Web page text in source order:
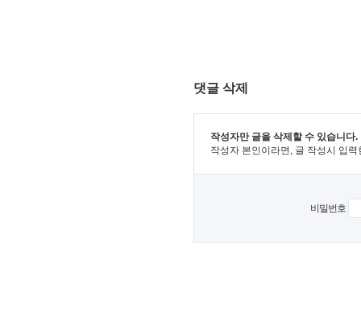
댓글 삭제
작성자만 글을 삭제할 수 있습니다.
작성자 본인이라면, 글 작성시 입
비밀번호